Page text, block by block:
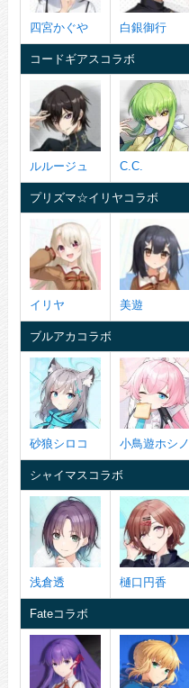
四宮かぐや 白銀御行
コードギアスコラボ
ルルージュ C.C.
プリズマ☆イリヤコラボ
イリヤ 美遊
ブルアカコラボ
砂狼シロコ 小鳥遊ホシノ
シャイマスコラボ
浅倉透 樋口円香
Fateコラボ